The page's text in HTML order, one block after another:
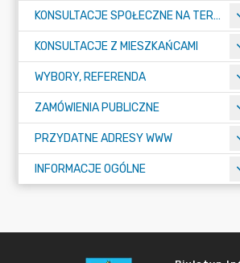
KONSULTACJE SPOŁECZNE NA TERENIE MIASTA RADZIONKÓW
KONSULTACJE Z MIESZKAŃCAMI
WYBORY, REFERENDA
ZAMÓWIENIA PUBLICZNE
PRZYDATNE ADRESY WWW
INFORMACJE OGÓLNE